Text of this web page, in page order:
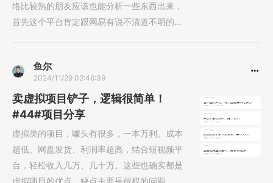
络比较熟的朋友应该也能分析一些东西出来，
首先这个平台肯定跟网易有说不清道不明的关
鱼尔
2024/11/29 02:46:39
卖虚拟项目铲子，逻辑很简单！
#44#项目分享
虚拟类的项目，噱头有很多，一本万利、成本
超低、网盘发货、利润率超高，结合短视频平
台，轻松收入几万、几十万。这些也确实都是
虚拟项目的优点，缺点主要是侵权的问题。